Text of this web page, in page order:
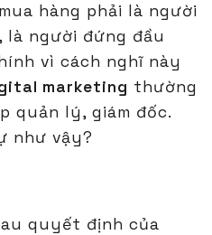
hàng phải là người
người đứng đầu
vì cách nghĩ này
marketing thường
quản lý, giám đốc.
như vậy?​
quyết định của